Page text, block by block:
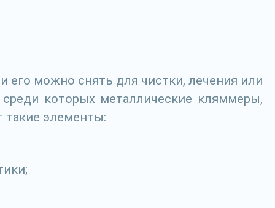
его можно снять для чистки, лечения или
которых металлические кляммеры,
такие элементы: